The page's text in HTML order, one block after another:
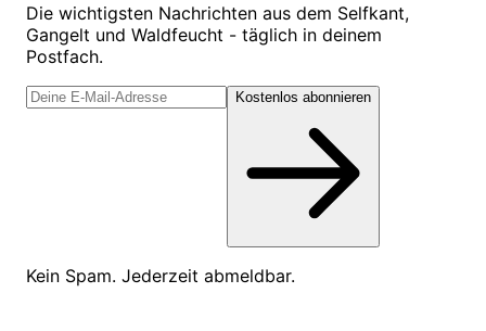
Die wichtigsten Nachrichten aus dem Selfkant,
Gangelt und Waldfeucht - täglich in deinem
Postfach.
Kostenlos abonnieren
Kein Spam. Jederzeit abmeldbar.